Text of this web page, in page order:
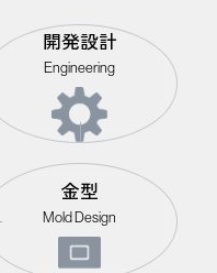
開発設計
Engineering
金型
Mold Design